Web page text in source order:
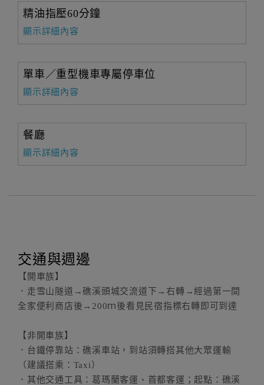
精油指壓60分鐘
顯示詳細內容
單車／重型機車專屬停車位
顯示詳細內容
餐廳
顯示詳細內容
交通與週邊
【開車族】
．走雪山隧道→礁溪頭城交流道下→右轉→經過第一間
全家便利商店後→200ｍ後看見民宿指標右轉即可到達
【非開車族】
．台鐵停靠站：礁溪車站，到站須轉搭其他大眾運輸
（建議搭乘：Taxi）
．其他交通工具：葛瑪蘭客運、首都客運；起點：礁溪